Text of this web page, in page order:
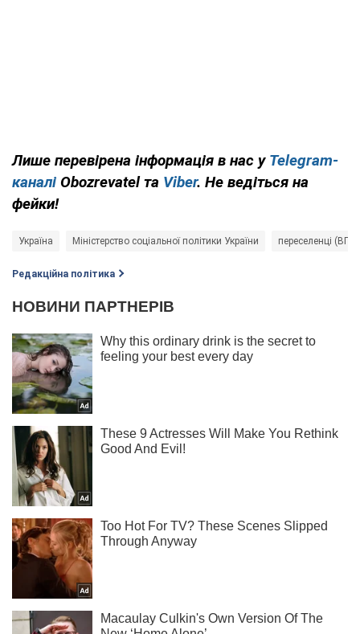
Лише перевірена інформація в нас у Telegram-
каналі Obozrevatel та Viber. Не ведіться на
фейки!
Україна Міністерство соціальної політики України переселенці (ВПО)
Редакційна політика